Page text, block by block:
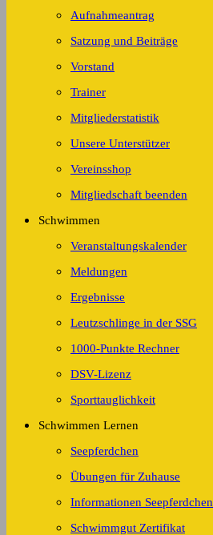
Aufnahmeantrag
Satzung und Beiträge
Vorstand
Trainer
Mitgliederstatistik
Unsere Unterstützer
Vereinsshop
Mitgliedschaft beenden
Schwimmen
Veranstaltungskalender
Meldungen
Ergebnisse
Leutzschlinge in der SSG
1000-Punkte Rechner
DSV-Lizenz
Sporttauglichkeit
Schwimmen Lernen
Seepferdchen
Übungen für Zuhause
Informationen Seepferdchen
Schwimmgut Zertifikat